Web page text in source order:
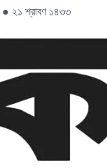
● ২১ শ্রাবণ ১৪৩৩